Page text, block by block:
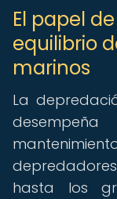
El papel
equilibrio
marinos
La
hasta los